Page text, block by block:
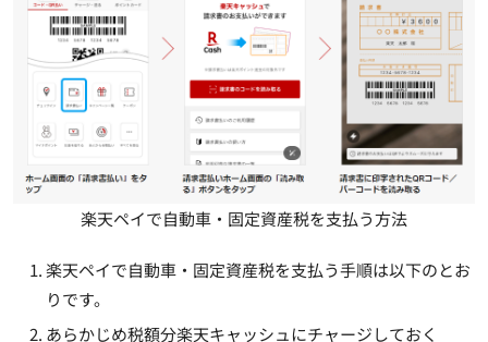
楽天ペイで自動車・固定資産税を支払う方法
楽天ペイで自動車・固定資産税を支払う手順は以下のとお
りです。
あらかじめ税額分楽天キャッシュにチャージしておく